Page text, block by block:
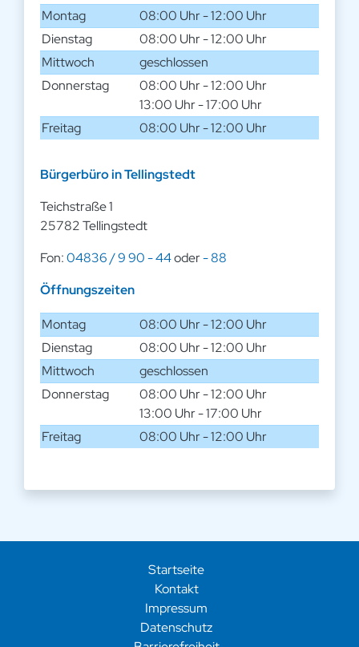
Montag
08:00 Uhr - 12:00 Uhr
Dienstag
08:00 Uhr - 12:00 Uhr
Mittwoch
geschlossen
Donnerstag
08:00 Uhr - 12:00 Uhr
13:00 Uhr - 17:00 Uhr
Freitag
08:00 Uhr - 12:00 Uhr
Bürgerbüro in Tellingstedt
Teichstraße 1
25782 Tellingstedt
Fon:04836 / 9 90 - 44oder- 88
Öffnungszeiten
Montag
08:00 Uhr - 12:00 Uhr
Dienstag
08:00 Uhr - 12:00 Uhr
Mittwoch
geschlossen
Donnerstag
08:00 Uhr - 12:00 Uhr
13:00 Uhr - 17:00 Uhr
Freitag
08:00 Uhr - 12:00 Uhr
Startseite
Kontakt
Impressum
Datenschutz